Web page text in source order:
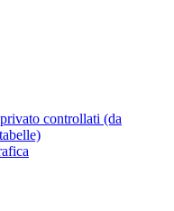
controllati (da